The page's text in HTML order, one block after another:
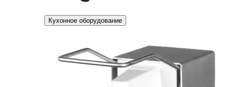
Кухонное оборудование